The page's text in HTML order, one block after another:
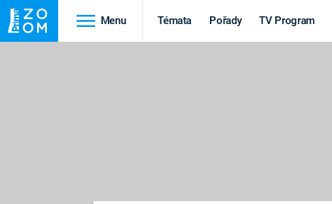
Menu Témata Pořady TV Program